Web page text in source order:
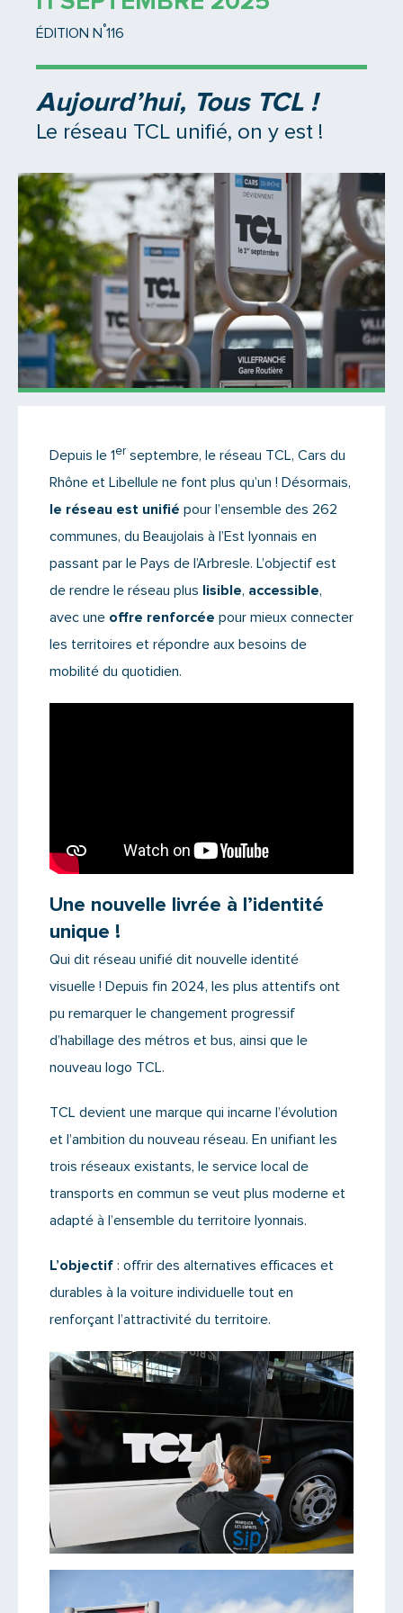
ÉDITION N °116
Aujourd’hui, Tous TCL !
Le réseau TCL unifié, on y est !
Depuis le 1 er septembre, le réseau TCL, Cars du
Rhône et Libellule ne font plus qu’un ! Désormais,
le réseau est unifié pour l’ensemble des 262
communes, du Beaujolais à l’Est lyonnais en
passant par le Pays de l’Arbresle. L’objectif est
de rendre le réseau plus
lisible, accessible,
avec une offre renforcée pour mieux connecter
les territoires et répondre aux besoins de
mobilité du quotidien.
Une nouvelle livrée à l’identité
unique !
Qui dit réseau unifié dit nouvelle identité
visuelle ! Depuis fin 2024, les plus attentifs ont
pu remarquer le changement progressif
d’habillage des métros et bus, ainsi que le
nouveau logo TCL.
TCL devient une marque qui incarne l’évolution
et l’ambition du nouveau réseau. En unifiant les
trois réseaux existants, le service local de
transports en commun se veut plus moderne et
adapté à l’ensemble du territoire lyonnais.
L’objectif : offrir des alternatives efficaces et
durables à la voiture individuelle tout en
renforçant l’attractivité du territoire.